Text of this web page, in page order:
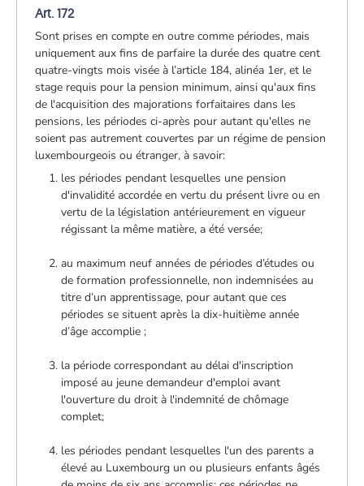
Art. 172
Sont prises en compte en outre comme périodes, mais
uniquement aux fins de parfaire la durée des quatre cent
quatre-vingts mois visée à l’article 184, alinéa 1er, et le
stage requis pour la pension minimum, ainsi qu'aux fins
de l'acquisition des majorations forfaitaires dans les
pensions, les périodes ci-après pour autant qu'elles ne
soient pas autrement couvertes par un régime de pension
luxembourgeois ou étranger, à savoir:
les périodes pendant lesquelles une pension
d'invalidité accordée en vertu du présent livre ou en
vertu de la législation antérieurement en vigueur
régissant la même matière, a été versée;
au maximum neuf années de périodes d’études ou
de formation professionnelle, non indemnisées au
titre d’un apprentissage, pour autant que ces
périodes se situent après la dix-huitième année
d’âge accomplie ;
la période correspondant au délai d'inscription
imposé au jeune demandeur d'emploi avant
l'ouverture du droit à l'indemnité de chômage
complet;
les périodes pendant lesquelles l'un des parents a
élevé au Luxembourg un ou plusieurs enfants âgés